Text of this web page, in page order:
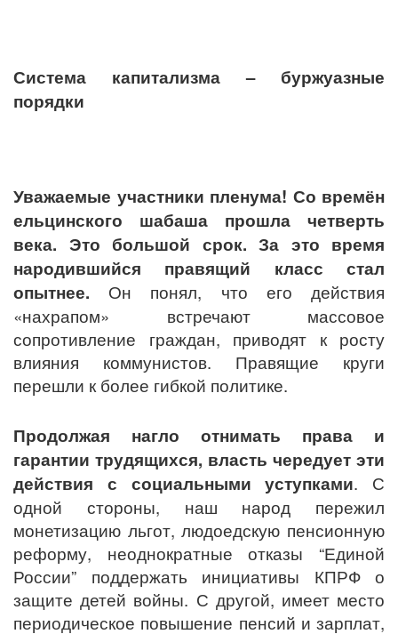
Система капитализма – буржуазные
порядки
Уважаемые участники пленума! Со времён
ельцинского шабаша прошла четверть
века. Это большой срок. За это время
народившийся правящий класс стал
опытнее. Он понял, что его действия
«нахрапом» встречают массовое
сопротивление граждан, приводят к росту
влияния коммунистов. Правящие круги
перешли к более гибкой политике.
Продолжая нагло отнимать права и
гарантии трудящихся, власть чередует эти
действия с социальными уступками. С
одной стороны, наш народ пережил
монетизацию льгот, людоедскую пенсионную
реформу, неоднократные отказы “Единой
России” поддержать инициативы КПРФ о
защите детей войны. С другой, имеет место
периодическое повышение пенсий и зарплат,